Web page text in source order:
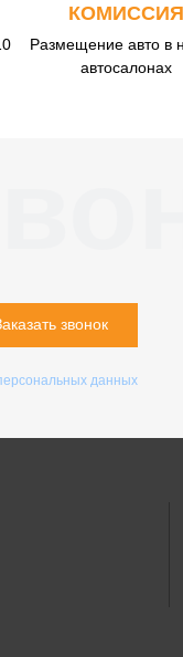
КОМИССИЯ
Размещение авто в
автосалонах
звонок
данных